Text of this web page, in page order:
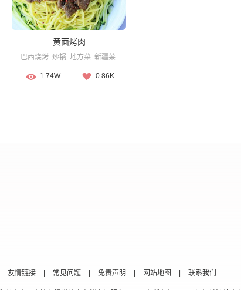
黄面烤肉
巴西烧烤 炒锅 地方菜 新疆菜
1.74W 0.86K
友情链接 常见问题 免责声明 网站地图 联系我们